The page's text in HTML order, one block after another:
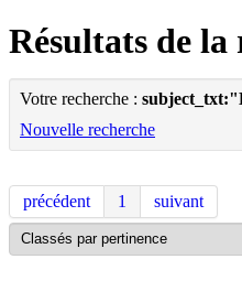
Résultats de la
Votre recherche :
Nouvelle recherche
précédent 1 suivant